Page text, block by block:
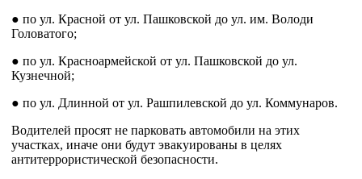
● по ул. Красной от ул. Пашковской до ул. им. Володи
Головатого;
● по ул. Красноармейской от ул. Пашковской до ул.
Кузнечной;
● по ул. Длинной от ул. Рашпилевской до ул. Коммунаров.
Водителей просят не парковать автомобили на этих
участках, иначе они будут эвакуированы в целях
антитеррористической безопасности.